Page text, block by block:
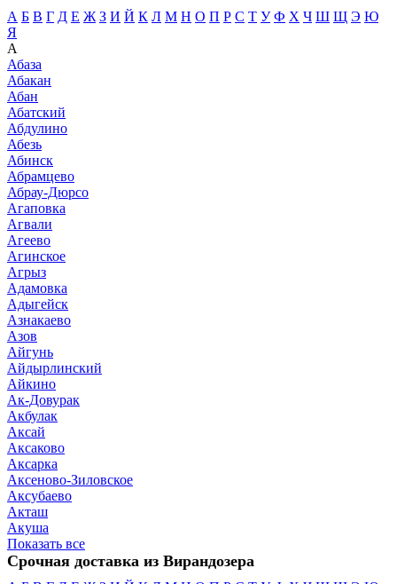
А Б В Г Д Е Ж З И Й К Л М Н О П Р С Т У Ф Х Ч Ш Щ Э Ю
Я
А
Абаза
Абакан
Абан
Абатский
Абдулино
Абезь
Абинск
Абрамцево
Абрау-Дюрсо
Агаповка
Агвали
Агеево
Агинское
Агрыз
Адамовка
Адыгейск
Азнакаево
Азов
Айгунь
Айдырлинский
Айкино
Ак-Довурак
Акбулак
Аксай
Аксаково
Аксарка
Аксеново-Зиловское
Аксубаево
Акташ
Акуша
Показать все
Срочная доставка из Вирандозера